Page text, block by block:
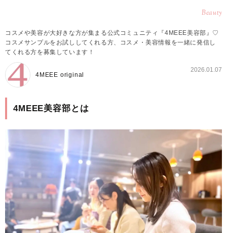
Beauty
コスメや美容が大好きな方が集まる公式コミュニティ『4MEEE美容部』♡
コスメサンプルをお試ししてくれる方、コスメ・美容情報を一緒に発信し
てくれる方を募集しています！
4MEEE original
2026.01.07
4MEEE美容部とは